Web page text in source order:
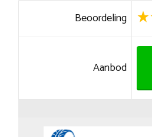
Beoordeling
Aanbod